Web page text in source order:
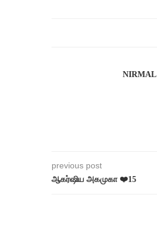
NIRMAL
previous post
ஆகர்ஷிய அகமுகா ❤️15